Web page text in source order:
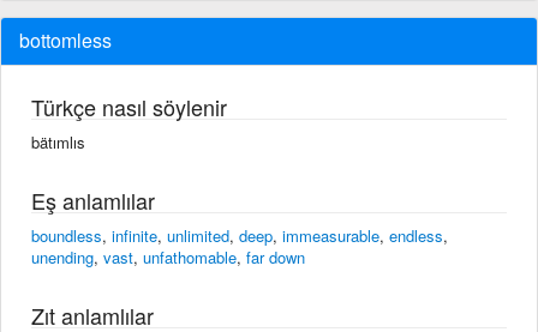
bottomless
Türkçe nasıl söylenir
bätımlıs
Eş anlamlılar
boundless, infinite, unlimited, deep, immeasurable, endless,
unending, vast, unfathomable, far down
Zıt anlamlılar